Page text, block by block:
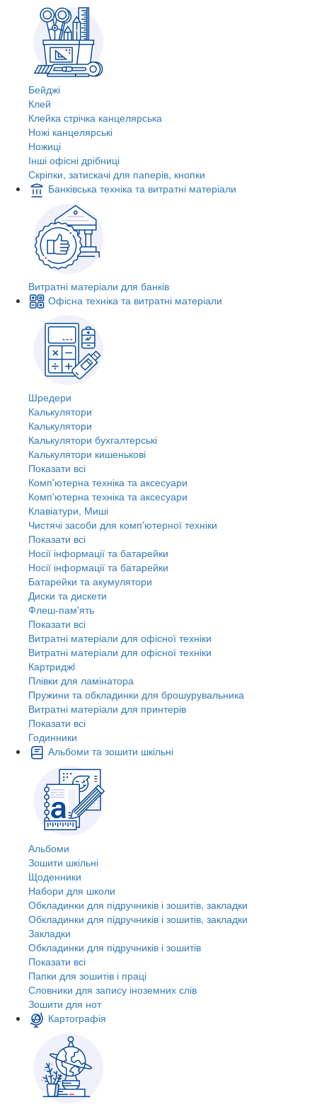
Бейджі
Клей
Клейка стрічка канцелярська
Ножі канцелярські
Ножиці
Інші офісні дрібниці
Скріпки, затискачі для паперів, кнопки
Банківська техніка та витратні матеріали
Витратні матеріали для банків
Офісна техніка та витратні матеріали
Шредери
Калькулятори
Калькулятори
Калькулятори бухгалтерські
Калькулятори кишенькові
Показати всі
Комп'ютерна техніка та аксесуари
Комп'ютерна техніка та аксесуари
Клавіатури, Миші
Чистячі засоби для комп'ютерної техніки
Показати всі
Носії інформації та батарейки
Носії інформації та батарейки
Батарейки та акумулятори
Диски та дискети
Флеш-пам'ять
Показати всі
Витратні матеріали для офісної техніки
Витратні матеріали для офісної техніки
Картриджi
Плівки для ламінатора
Пружини та обкладинки для брошурувальника
Витратні матеріали для принтерів
Показати всі
Годинники
Альбоми та зошити шкільні
Альбоми
Зошити шкільні
Щоденники
Набори для школи
Обкладинки для підручників і зошитів, закладки
Обкладинки для підручників і зошитів, закладки
Закладки
Обкладинки для підручників і зошитів
Показати всі
Папки для зошитів і праці
Словники для запису іноземних слів
Зошити для нот
Картографія